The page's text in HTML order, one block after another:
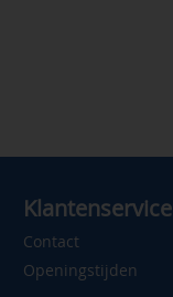
Klantenservice
Contact
Openingstijden